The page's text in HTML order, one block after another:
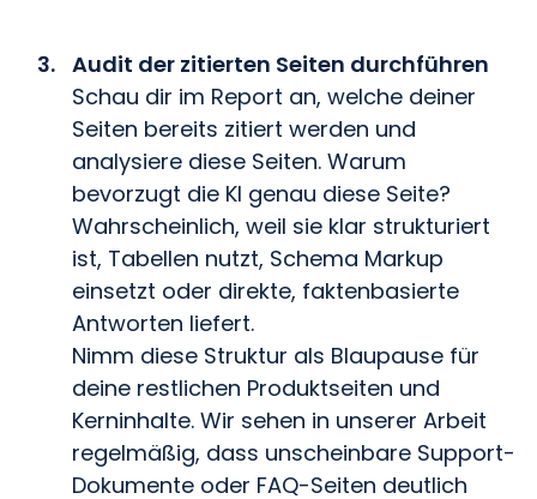
Audit der zitierten Seiten durchführen
Schau dir im Report an, welche deiner
Seiten bereits zitiert werden und
analysiere diese Seiten. Warum
bevorzugt die KI genau diese Seite?
Wahrscheinlich, weil sie klar strukturiert
ist, Tabellen nutzt, Schema Markup
einsetzt oder direkte, faktenbasierte
Antworten liefert.
Nimm diese Struktur als Blaupause für
deine restlichen Produktseiten und
Kerninhalte. Wir sehen in unserer Arbeit
regelmäßig, dass unscheinbare Support-
Dokumente oder FAQ-Seiten deutlich